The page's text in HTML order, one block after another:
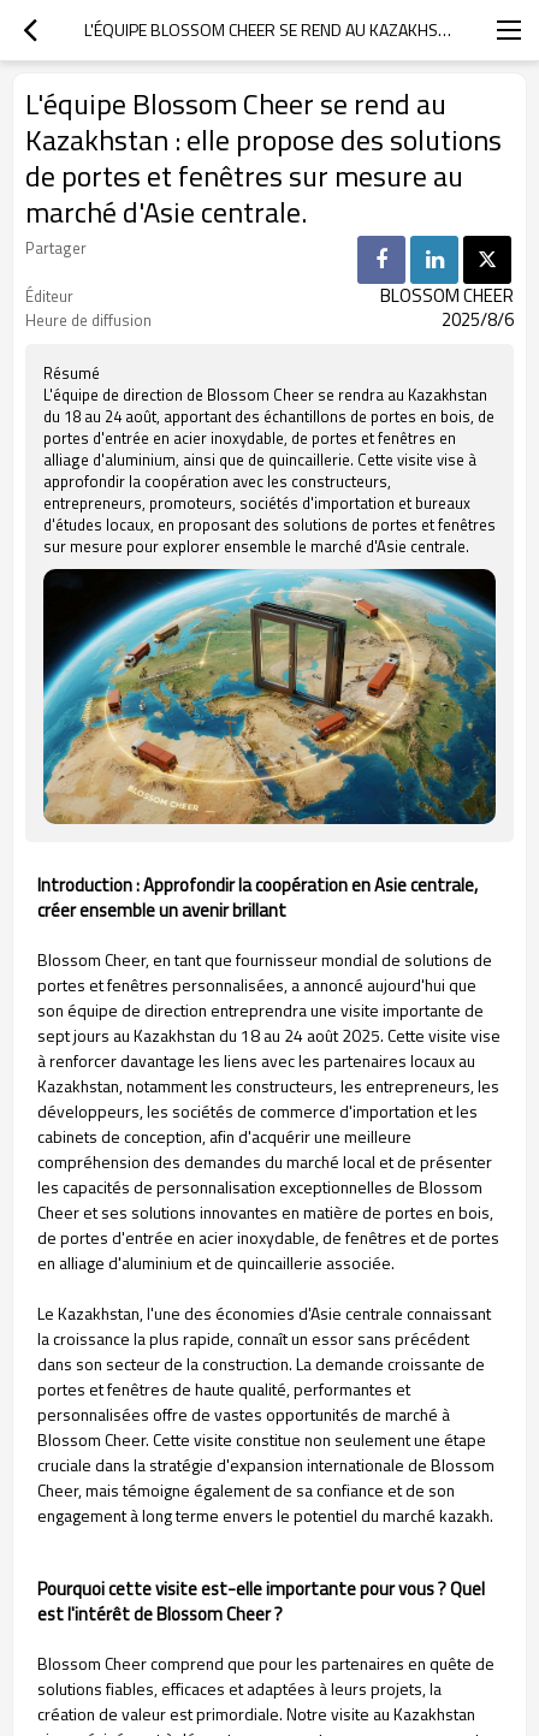
L'ÉQUIPE BLOSSOM CHEER SE REND AU KAZAKHSTAN : ELLE PROPOSE DES SOLUTIONS DE PORTES ET FENÊTRES SUR MESURE AU MARCHÉ D'ASIE CENTRALE.
L'équipe Blossom Cheer se rend au
Kazakhstan : elle propose des solutions
de portes et fenêtres sur mesure au
marché d'Asie centrale.
Partager
Éditeur
BLOSSOM CHEER
Heure de diffusion 2025/8/6
Résumé
L'équipe de direction de Blossom Cheer se rendra au Kazakhstan
du 18 au 24 août, apportant des échantillons de portes en bois, de
portes d'entrée en acier inoxydable, de portes et fenêtres en
alliage d'aluminium, ainsi que de quincaillerie. Cette visite vise à
approfondir la coopération avec les constructeurs,
entrepreneurs, promoteurs, sociétés d'importation et bureaux
d'études locaux, en proposant des solutions de portes et fenêtres
sur mesure pour explorer ensemble le marché d'Asie centrale.
Introduction : Approfondir la coopération en Asie centrale,
créer ensemble un avenir brillant
Blossom Cheer, en tant que fournisseur mondial de solutions de
portes et fenêtres personnalisées, a annoncé aujourd'hui que
son équipe de direction entreprendra une visite importante de
sept jours au Kazakhstan du 18 au 24 août 2025. Cette visite vise
à renforcer davantage les liens avec les partenaires locaux au
Kazakhstan, notamment les constructeurs, les entrepreneurs, les
développeurs, les sociétés de commerce d'importation et les
cabinets de conception, afin d'acquérir une meilleure
compréhension des demandes du marché local et de présenter
les capacités de personnalisation exceptionnelles de Blossom
Cheer et ses solutions innovantes en matière de portes en bois,
de portes d'entrée en acier inoxydable, de fenêtres et de portes
en alliage d'aluminium et de quincaillerie associée.
Le Kazakhstan, l'une des économies d'Asie centrale connaissant
la croissance la plus rapide, connaît un essor sans précédent
dans son secteur de la construction. La demande croissante de
portes et fenêtres de haute qualité, performantes et
personnalisées offre de vastes opportunités de marché à
Blossom Cheer. Cette visite constitue non seulement une étape
cruciale dans la stratégie d'expansion internationale de Blossom
Cheer, mais témoigne également de sa confiance et de son
engagement à long terme envers le potentiel du marché kazakh.
Pourquoi cette visite est-elle importante pour vous ? Quel
est l'intérêt de Blossom Cheer ?
Blossom Cheer comprend que pour les partenaires en quête de
solutions fiables, efficaces et adaptées à leurs projets, la
création de valeur est primordiale. Notre visite au Kazakhstan